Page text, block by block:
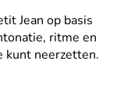
Jean op basis
ritme en
kunt neerzetten.